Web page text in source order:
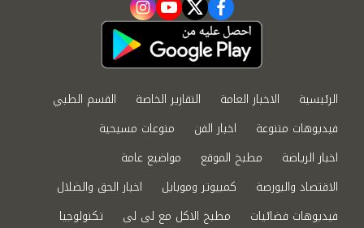
facebook
twitter
youtube
instagram
الرئيسية الاخبار العامة التقارير الخاصة
القسم الطبي
فيديوهات متنوعة
اخبار الفن
منوعات مسيحية
اخبار الرياضة
مطبخ الموقع
مواضيع عامة
الاقتصاد والبورصة
كمبيوتر وموبايل
اخبار الحق والضلال
فيديوهات فضائيات
مطبخ الاكل مع لى لى تكنولوجيا